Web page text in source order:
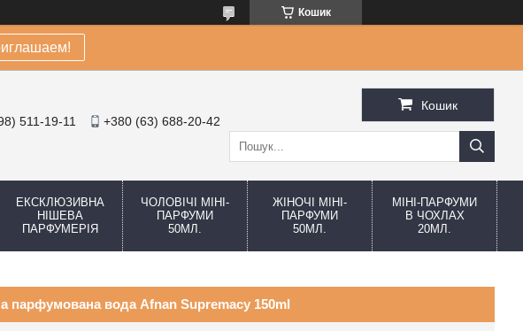
Кошик
511-19-11 +380 (63) 688-20-42
Кошик
ЕКСКЛЮЗИВНА
НІШЕВА
ПАРФУМЕРІЯ
ЧОЛОВІЧІ МІНІ-
ПАРФУМИ
50МЛ.
ЖІНОЧІ МІНІ-
ПАРФУМИ
50МЛ.
МІНІ-ПАРФУМИ
В ЧОХЛАХ
20МЛ.
парфумована вода Afnan Supremacy 150ml